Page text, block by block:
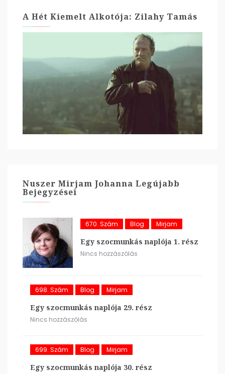
A Hét Kiemelt Alkotója: Zilahy Tamás
Nuszer Mirjam Johanna Legújabb
Bejegyzései
670. Szám Blog Mirjam
Egy szocmunkás naplója 1. rész
Nincs hozzászólás
698. Szám Blog Mirjam
Egy szocmunkás naplója 29. rész
Nincs hozzászólás
699. Szám Blog Mirjam
Egy szocmunkás naplója 30. rész